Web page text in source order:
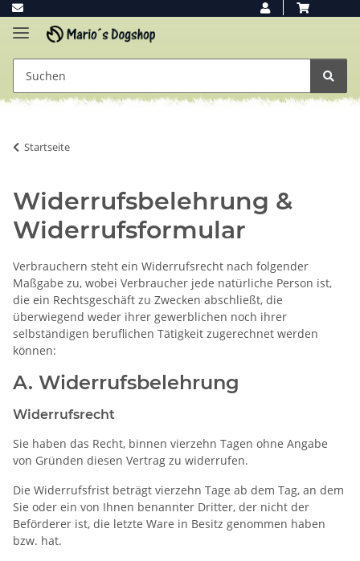
Startseite
Widerrufsbelehrung &
Widerrufsformular
Verbrauchern steht ein Widerrufsrecht nach folgender
Maßgabe zu, wobei Verbraucher jede natürliche Person ist,
die ein Rechtsgeschäft zu Zwecken abschließt, die
überwiegend weder ihrer gewerblichen noch ihrer
selbständigen beruflichen Tätigkeit zugerechnet werden
können:
A. Widerrufsbelehrung
Widerrufsrecht
Sie haben das Recht, binnen vierzehn Tagen ohne Angabe
von Gründen diesen Vertrag zu widerrufen.
Die Widerrufsfrist beträgt vierzehn Tage ab dem Tag, an dem
Sie oder ein von Ihnen benannter Dritter, der nicht der
Beförderer ist, die letzte Ware in Besitz genommen haben
bzw. hat.